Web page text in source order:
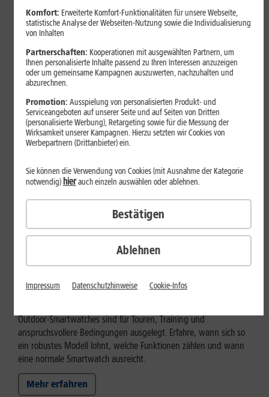
Eine Smartwatch macht Belastung, Tempo und Trainingsablauf
sichtbar. Erfahre, wie Du Pulsmessung, Herzfrequenzzonen, GPS,
keine medizinische Beurteilung ersetzen.
Mehr erfahren
Outdoor-Smartwatch: Für wen
eignen sich die robusten Modelle?
Outdoor-Smartwatches sind für Touren, Training und
anspruchsvollere Bedingungen ausgelegt. Erfahre, wann sich so
ein robustes Modell lohnt, welche Funktionen zählen und wann
eine normale Smartwatch ausreicht.
Mehr erfahren
Komfort: Erweiterte Komfort-Funktionalitäten für unsere Webseite,
statistische Analyse der Webseiten-Nutzung sowie die Individualisierung
von Inhalten
Partnerschaften: Kooperationen mit ausgewählten Partnern, um
Ihnen personalisierte Inhalte passend zu Ihren Interessen anzuzeigen
oder um gemeinsame Kampagnen auszuwerten, nachzuhalten und
abzurechnen.
Promotion: Ausspielung von personalisierten Produkt- und
Serviceangeboten auf unserer Seite und auf Seiten von Dritten
(personalisierte Werbung), Retargeting sowie für die Messung der
Wirksamkeit unserer Kampagnen. Hierzu setzten wir Cookies von
Werbepartnern (Drittanbieter) ein.
Ablehnen
Sie können die Verwendung von Cookies (mit Ausnahme der Kategorie
notwendig) hierauch einzeln auswählen oder ablehnen.
Bestätigen
Impressum Datenschutzhinweise Cookie-Infos